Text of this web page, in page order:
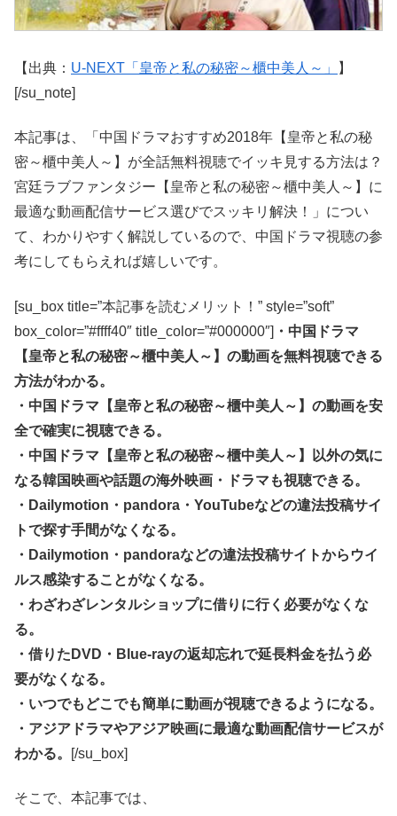
【出典： U-NEXT「皇帝と私の秘密～櫃中美人～」
】
[/su_note]
本記事は、「中国ドラマおすすめ2018年【皇帝と私の秘
密～櫃中美人～】が全話無料視聴でイッキ見する方法は？
宮廷ラブファンタジー【皇帝と私の秘密～櫃中美人～】に
最適な動画配信サービス選びでスッキリ解決！」につい
て、わかりやすく解説しているので、中国ドラマ視聴の参
考にしてもらえれば嬉しいです。
[su_box title=”本記事を読むメリット！” style=”soft”
box_color=”#ffff40″ title_color=”#000000″] ・中国ドラマ
【皇帝と私の秘密～櫃中美人～】の動画を無料視聴できる
方法がわかる。
・中国ドラマ【皇帝と私の秘密～櫃中美人～】の動画を安
全で確実に視聴できる。
・中国ドラマ【皇帝と私の秘密～櫃中美人～】以外の気に
なる韓国映画や話題の海外映画・ドラマも視聴できる。
・Dailymotion・pandora・YouTubeなどの違法投稿サイ
トで探す手間がなくなる。
・Dailymotion・pandoraなどの違法投稿サイトからウイ
ルス感染することがなくなる。
・わざわざレンタルショップに借りに行く必要がなくな
る。
・借りたDVD・Blue-rayの返却忘れで延長料金を払う必
要がなくなる。
・いつでもどこでも簡単に動画が視聴できるようになる。
・アジアドラマやアジア映画に最適な動画配信サービスが
わかる。
[/su_box]
そこで、本記事では、